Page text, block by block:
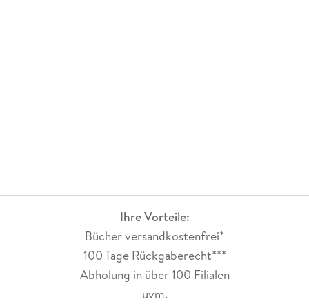
Ihre Vorteile:
Bücher versandkostenfrei*
100 Tage Rückgaberecht***
Abholung in über 100 Filialen
uvm.